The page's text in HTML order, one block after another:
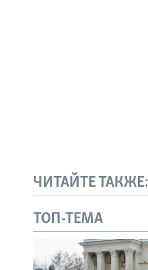
ЧИТАЙТЕ ТАКЖЕ:
ТОП-ТЕМА